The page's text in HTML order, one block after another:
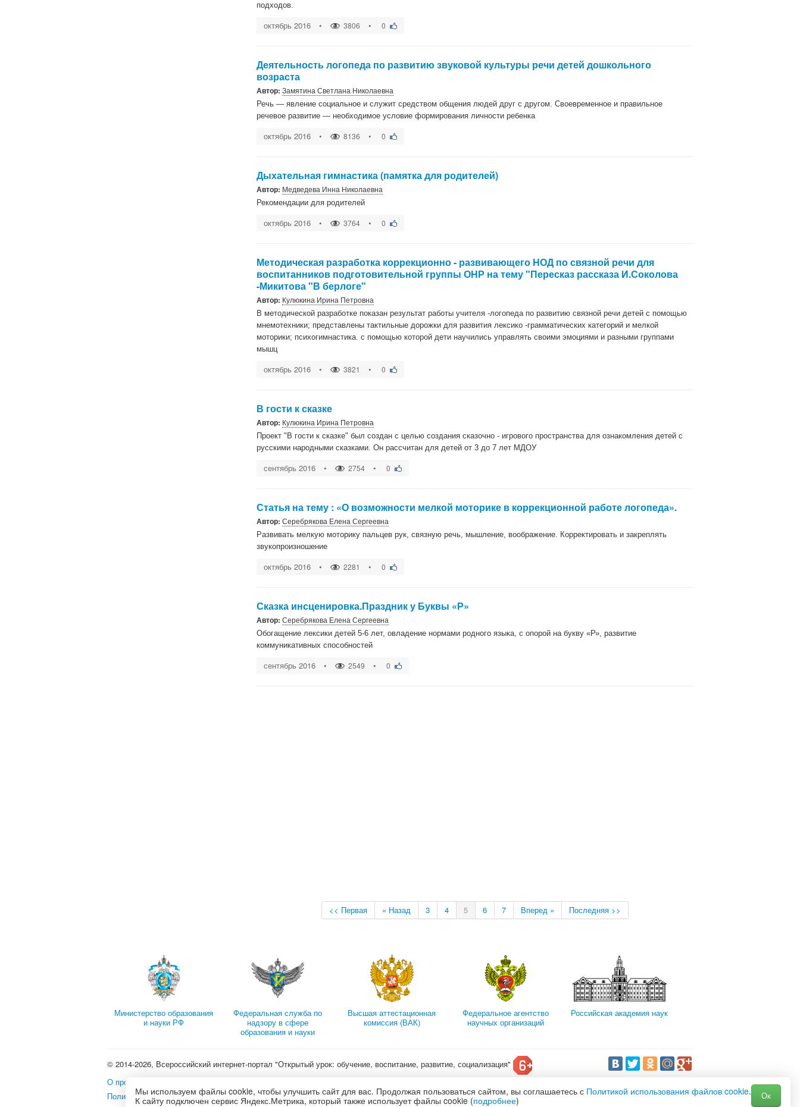
подходов.
октябрь 2016 • 3806 • 0
Деятельность логопеда по развитию звуковой культуры речи детей дошкольного
возраста
Автор: Замятина Светлана Николаевна
Речь — явление социальное и служит средством общения людей друг с другом. Своевременное и правильное
речевое развитие — необходимое условие формирования личности ребенка
октябрь 2016 • 8136 • 0
Дыхательная гимнастика (памятка для родителей)
Автор: Медведева Инна Николаевна
Рекомендации для родителей
октябрь 2016 • 3764 • 0
Методическая разработка коррекционно - развивающего НОД по связной речи для
воспитанников подготовительной группы ОНР на тему "Пересказ рассказа И.Соколова
-Микитова "В берлоге"
Автор: Кулюкина Ирина Петровна
В методической разработке показан результат работы учителя -логопеда по развитию связной речи детей с помощью
мнемотехники; представлены тактильные дорожки для развития лексико -грамматических категорий и мелкой
моторики; психогимнастика. с помощью которой дети научились управлять своими эмоциями и разными группами
мышц
октябрь 2016 • 3821 • 0
В гости к сказке
Автор: Кулюкина Ирина Петровна
Проект "В гости к сказке" был создан с целью создания сказочно - игрового пространства для ознакомления детей с
русскими народными сказками. Он рассчитан для детей от 3 до 7 лет МДОУ
сентябрь 2016 • 2754 • 0
Статья на тему : «О возможности мелкой моторике в коррекционной работе логопеда».
Автор: Серебрякова Елена Сергеевна
Развивать мелкую моторику пальцев рук, связную речь, мышление, воображение. Корректировать и закреплять
звукопроизношение
октябрь 2016 • 2281 • 0
Сказка инсценировка.Праздник у Буквы «Р»
Автор: Серебрякова Елена Сергеевна
Обогащение лексики детей 5-6 лет, овладение нормами родного языка, с опорой на букву «Р», развитие
коммуникативных способностей
сентябрь 2016 • 2549 • 0
<< Первая « Назад 3 4 5 6 7 Вперед » Последняя >>
Министерство образования
и науки РФ
Федеральная служба по
надзору в сфере
образования и науки
Высшая аттестационная
комиссия (ВАК)
Федеральное агентство
научных организаций
Российская академия наук
© 2014-2026, Всероссийский интернет-портал "Открытый урок: обучение, воспитание, развитие, социализация"
О проекте
Политика использования файлов cookie•Политика обработки и защиты персональных данных
Мы используем файлы cookie, чтобы улучшить сайт для вас. Продолжая пользоваться сайтом, вы соглашаетесь с Политикой использования файлов cookie.
К сайту подключен сервис Яндекс.Метрика, который также использует файлы cookie (подробнее) Ок